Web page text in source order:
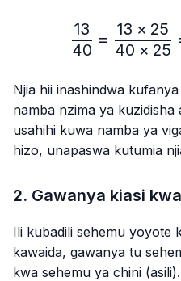
40
13
=
40 × 25
13 × 25
Njia hii inashindwa
namba nzima ya kuzidisha
usahihi kuwa namba ya
hizo, unapaswa kutumia
2. Gawanya kiasi
Ili kubadili sehemu yoyote
kawaida, gawanya tu
kwa sehemu ya chini